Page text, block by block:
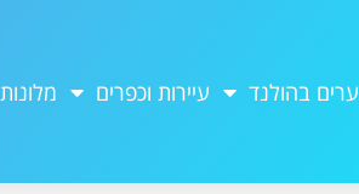
ערים בהולנד עיירות וכפרים מלונות